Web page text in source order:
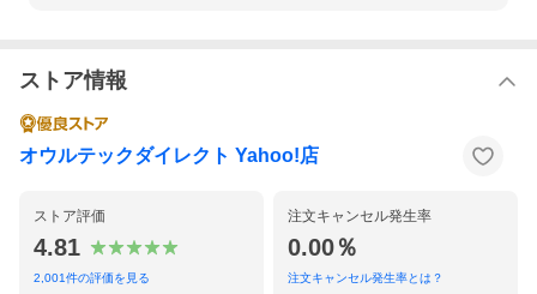
注意事項/備
考
い。
Japan Portable Rechargeable Battery
ストア情報
オウルテックダイレクト Yahoo!店
ストア評価
4.81
2,001件の評価を見る
注文キャンセル発生率
0.00％
注文キャンセル発生率とは？